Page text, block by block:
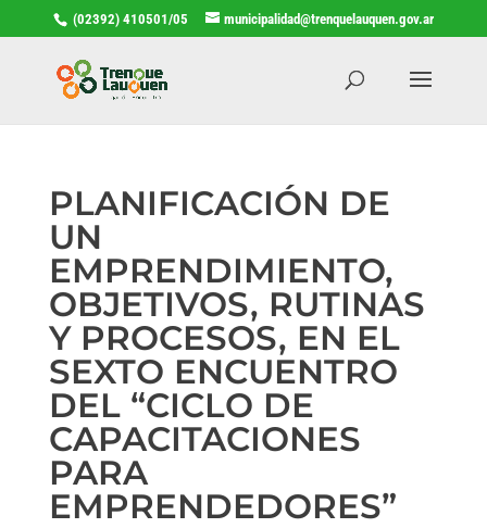
(02392) 410501/05 municipalidad@trenquelauquen.gov.ar
PLANIFICACIÓN DE
UN
EMPRENDIMIENTO,
OBJETIVOS, RUTINAS
Y PROCESOS, EN EL
SEXTO ENCUENTRO
DEL “CICLO DE
CAPACITACIONES
PARA
EMPRENDEDORES”